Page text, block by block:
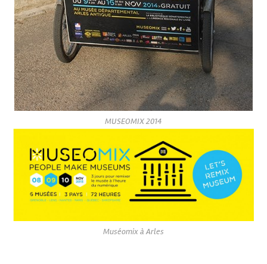
MUSEOMIX 2014
Muséomix à Arles